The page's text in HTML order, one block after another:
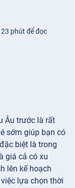
phút để đọc
Âu trước là rất
sớm giúp bạn có
biệt là trong
giá cả có xu
lên kế hoạch
lựa chọn thời